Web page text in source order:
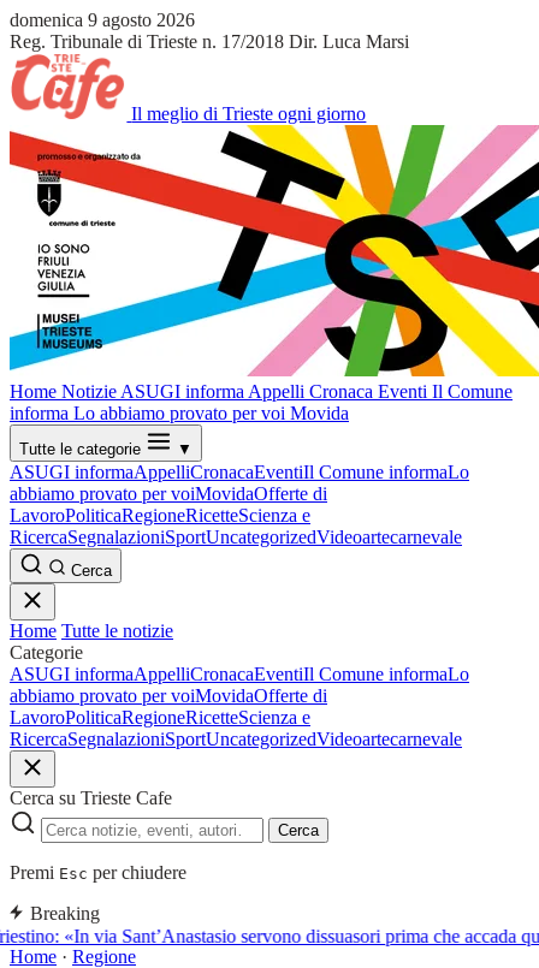
domenica 9 agosto 2026
Reg. Tribunale di Trieste n. 17/2018 Dir. Luca Marsi
Il meglio di Trieste ogni giorno
Home Notizie ASUGI informa Appelli Cronaca Eventi Il Comune
informa Lo abbiamo provato per voi Movida
Tutte le categorie ▼
ASUGI informaAppelliCronacaEventiIl Comune informaLo
abbiamo provato per voiMovidaOfferte di
LavoroPoliticaRegioneRicetteScienza e
RicercaSegnalazioniSportUncategorizedVideoartecarnevale
Cerca
Home Tutte le notizie
Categorie
ASUGI informaAppelliCronacaEventiIl Comune informaLo
abbiamo provato per voiMovidaOfferte di
LavoroPoliticaRegioneRicetteScienza e
RicercaSegnalazioniSportUncategorizedVideoartecarnevale
Cerca su Trieste Cafe
Cerca
Premi Esc per chiudere
Breaking
«In via Sant’Anastasio servono dissuasori prima che accada
Home · Regione